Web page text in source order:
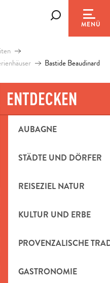
MENÜ
ENTDECKEN
AUBAGNE
STÄDTE UND DÖRFER
REISEZIEL NATUR
KULTUR UND ERBE
PROVENZALISCHE
GASTRONOMIE
Bastide Beaudinard
ZIMMER
ALTBAU
Aubagne